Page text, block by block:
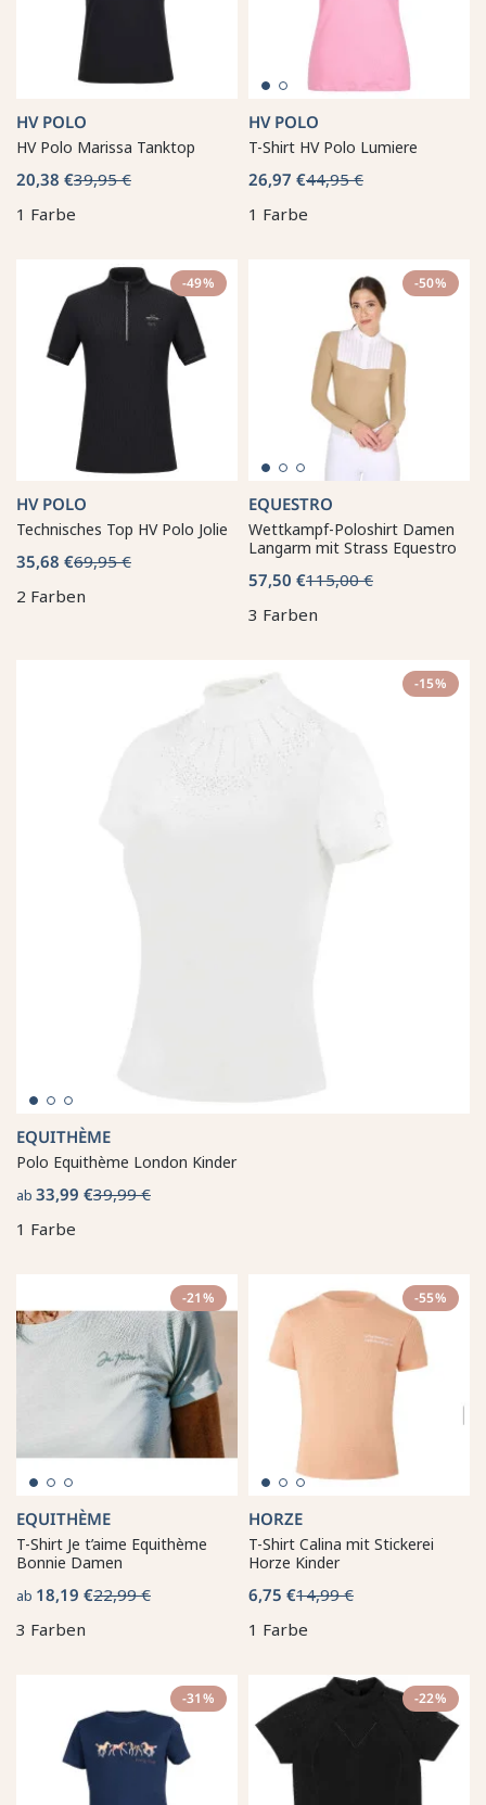
HV POLO
HV Polo Marissa Tanktop
20,38 €39,95 €
1 Farbe
HV POLO
T-Shirt HV Polo Lumiere
26,97 €44,95 €
1 Farbe
-49%
HV POLO
Technisches Top HV Polo Jolie
35,68 €69,95 €
2 Farben
-50%
EQUESTRO
Wettkampf-Poloshirt Damen
Langarm mit Strass Equestro
57,50 €115,00 €
3 Farben
-15%
EQUITHÈME
Polo Equithème London Kinder
ab 33,99 €39,99 €
1 Farbe
-21%
EQUITHÈME
T-Shirt Je t’aime Equithème
Bonnie Damen
ab 18,19 €22,99 €
3 Farben
-55%
HORZE
T-Shirt Calina mit Stickerei
Horze Kinder
6,75 €14,99 €
1 Farbe
-31% -22%